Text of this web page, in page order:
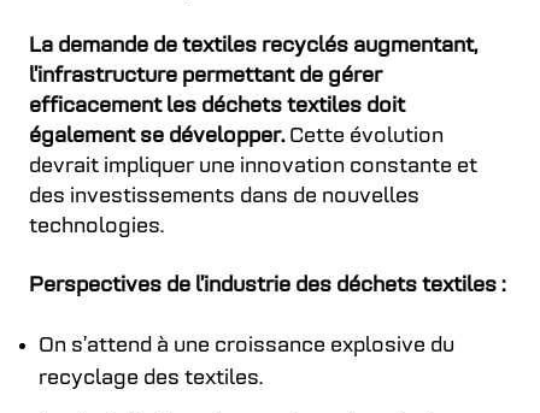
La demande de textiles recyclés augmentant,
l’infrastructure permettant de gérer
efficacement les déchets textiles doit
également se développer.Cette évolution
devrait impliquer une innovation constante et
des investissements dans de nouvelles
technologies.
Perspectives de l’industrie des déchets textiles :
On s’attend à une croissance explosive du
recyclage des textiles.